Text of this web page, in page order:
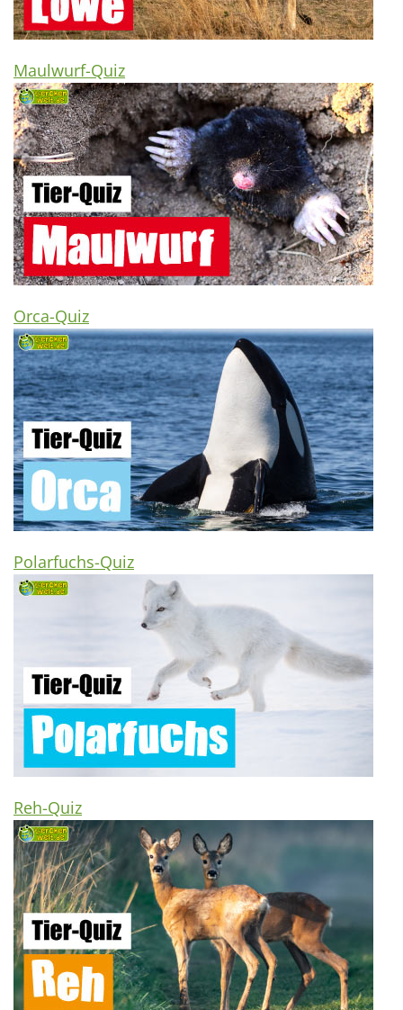
Maulwurf-Quiz
Orca-Quiz
Polarfuchs-Quiz
Reh-Quiz